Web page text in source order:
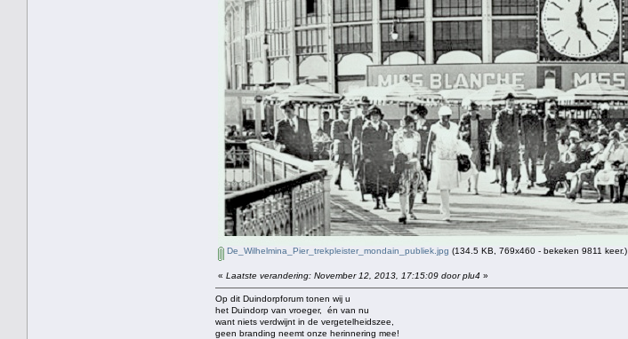
De_Wilhelmina_Pier_trekpleister_mondain_publiek.jpg (134.5 KB, 769x460 - bekeken 9811 keer.)
« Laatste verandering: November 12, 2013, 17:15:09 door plu4 »
Op dit Duindorpforum tonen wij u
het Duindorp van vroeger, én van nu
want niets verdwijnt in de vergetelheidszee,
geen branding neemt onze herinnering mee!